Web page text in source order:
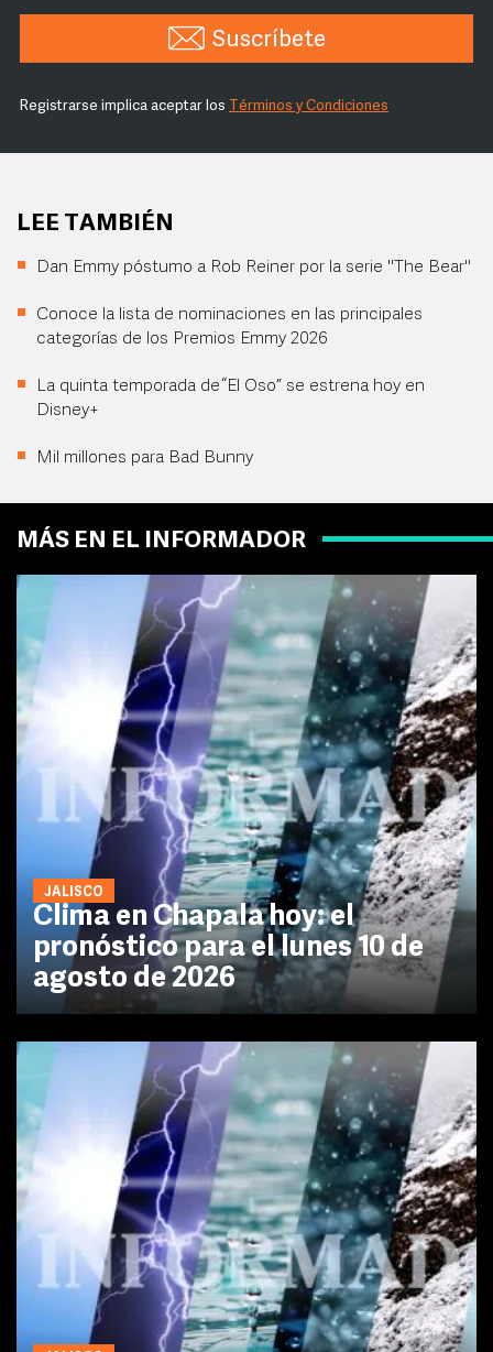
Suscríbete
Registrarse implica aceptar los Términos y Condiciones
LEE TAMBIÉN
Dan Emmy póstumo a Rob Reiner por la serie "The Bear"
Conoce la lista de nominaciones en las principales
categorías de los Premios Emmy 2026
La quinta temporada de “El Oso” se estrena hoy en
Disney+
Mil millones para Bad Bunny
MÁS EN EL INFORMADOR
JALISCO
Clima en Chapala hoy: el
pronóstico para el lunes 10 de
agosto de 2026